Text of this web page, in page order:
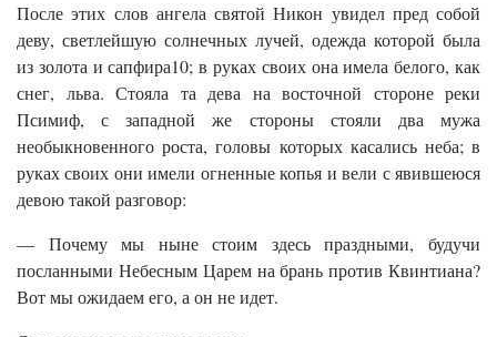
После этих слов ангела святой Никон увидел пред собой
деву, светлейшую солнечных лучей, одежда которой была
из золота и сапфира10; в руках своих она имела белого, как
снег, льва. Стояла та дева на восточной стороне реки
Псимиф, с западной же стороны стояли два мужа
необыкновенного роста, головы которых касались неба; в
руках своих они имели огненные копья и вели с явившеюся
девою такой разговор:
— Почему мы ныне стоим здесь праздными, будучи
посланными Небесным Царем на брань против Квинтиана?
Вот мы ожидаем его, а он не идет.